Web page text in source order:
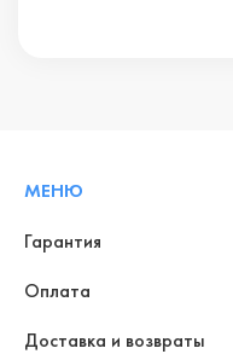
МЕНЮ
Гарантия
Оплата
Доставка и возвраты